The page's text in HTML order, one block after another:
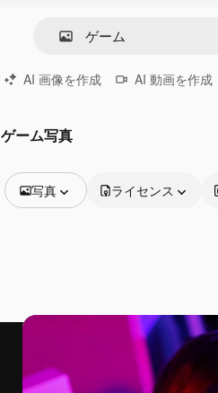
AI 画像を作成 AI 動画を作成
ゲーム写真
写真
動画
モーショングラフィックス
動画テンプレート
アイコン
ライセンス